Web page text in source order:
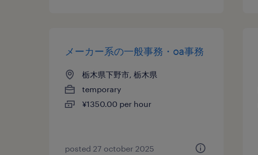
メーカー系の一般事務・oa事務
栃木県下野市, 栃木県
temporary
¥1350.00 per hour
posted 27 october 2025